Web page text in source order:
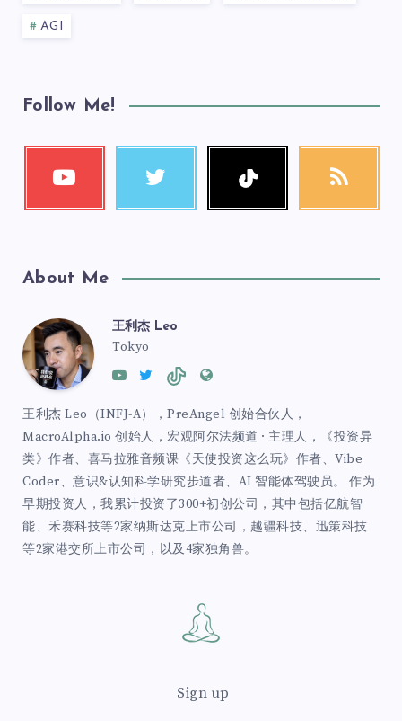
AGI
Follow Me!
About Me
王利杰 Leo
Tokyo
王利杰 Leo（INFJ-A），PreAngel 创始合伙人，
MacroAlpha.io 创始人，宏观阿尔法频道 · 主理人，《投资异
类》作者、喜马拉雅音频课《天使投资这么玩》作者、Vibe
Coder、意识&认知科学研究步道者、AI 智能体驾驶员。 作为
早期投资人，我累计投资了300+初创公司，其中包括亿航智
能、禾赛科技等2家纳斯达克上市公司，越疆科技、迅策科技
等2家港交所上市公司，以及4家独角兽。
Sign up